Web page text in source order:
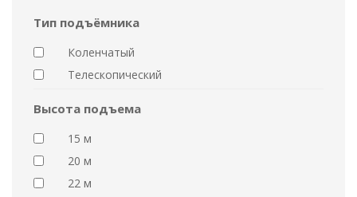
Тип подъёмника
Коленчатый
Телескопический
Высота подъема
15 м
20 м
22 м